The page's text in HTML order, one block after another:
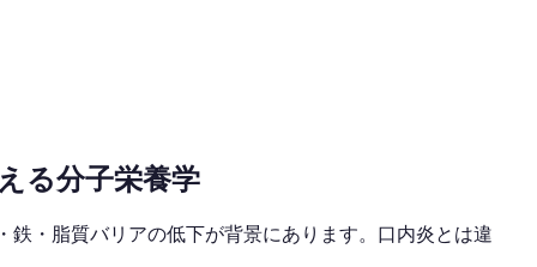
る分子栄養学
・脂質バリアの低下が背景にあります。口内炎とは違